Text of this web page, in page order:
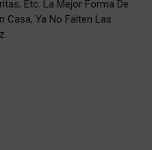
Etc. La Mejor Forma De
Casa, Ya No Falten Las